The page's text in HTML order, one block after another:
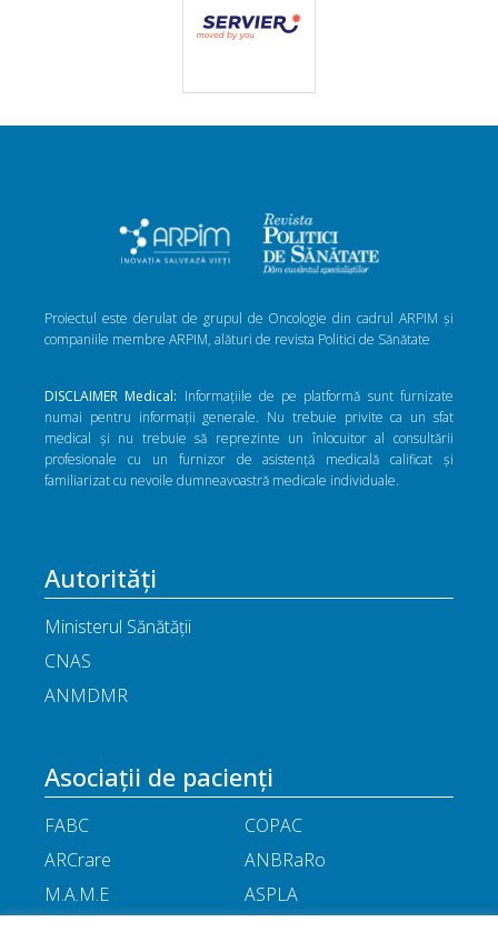
Proiectul este derulat de grupul de Oncologie din cadrul ARPIM și
companiile membre ARPIM, alături de revista Politici de Sănătate
DISCLAIMER Medical: Informațiile de pe platformă sunt furnizate
numai pentru informații generale. Nu trebuie privite ca un sfat
medical și nu trebuie să reprezinte un înlocuitor al consultării
profesionale cu un furnizor de asistență medicală calificat și
familiarizat cu nevoile dumneavoastră medicale individuale.
Autorități
Ministerul Sănătății
CNAS
ANMDMR
Asociații de pacienți
FABC
COPAC
ARCrare
ANBRaRo
M.A.M.E
ASPLA